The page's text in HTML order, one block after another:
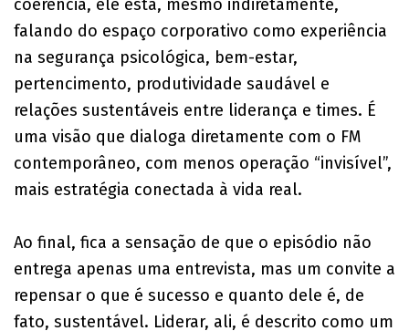
coerência, ele está, mesmo indiretamente,
falando do espaço corporativo como experiência
na segurança psicológica, bem-estar,
pertencimento, produtividade saudável e
relações sustentáveis entre liderança e times. É
uma visão que dialoga diretamente com o FM
contemporâneo, com menos operação “invisível”,
mais estratégia conectada à vida real.
Ao final, fica a sensação de que o episódio não
entrega apenas uma entrevista, mas um convite a
repensar o que é sucesso e quanto dele é, de
fato, sustentável. Liderar, ali, é descrito como um